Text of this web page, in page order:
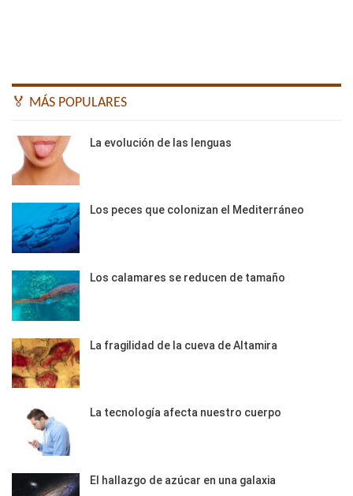
🏅 MÁS POPULARES
La evolución de las lenguas
Los peces que colonizan el Mediterráneo
Los calamares se reducen de tamaño
La fragilidad de la cueva de Altamira
La tecnología afecta nuestro cuerpo
El hallazgo de azúcar en una galaxia